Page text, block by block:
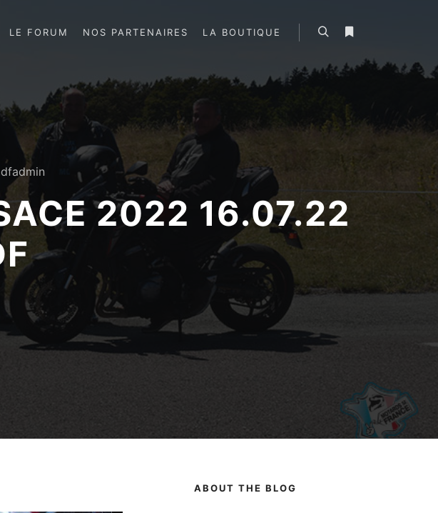
LE FORUM NOS PARTENAIRES LA BOUTIQUE
2022 16.07.22
ABOUT THE BLOG